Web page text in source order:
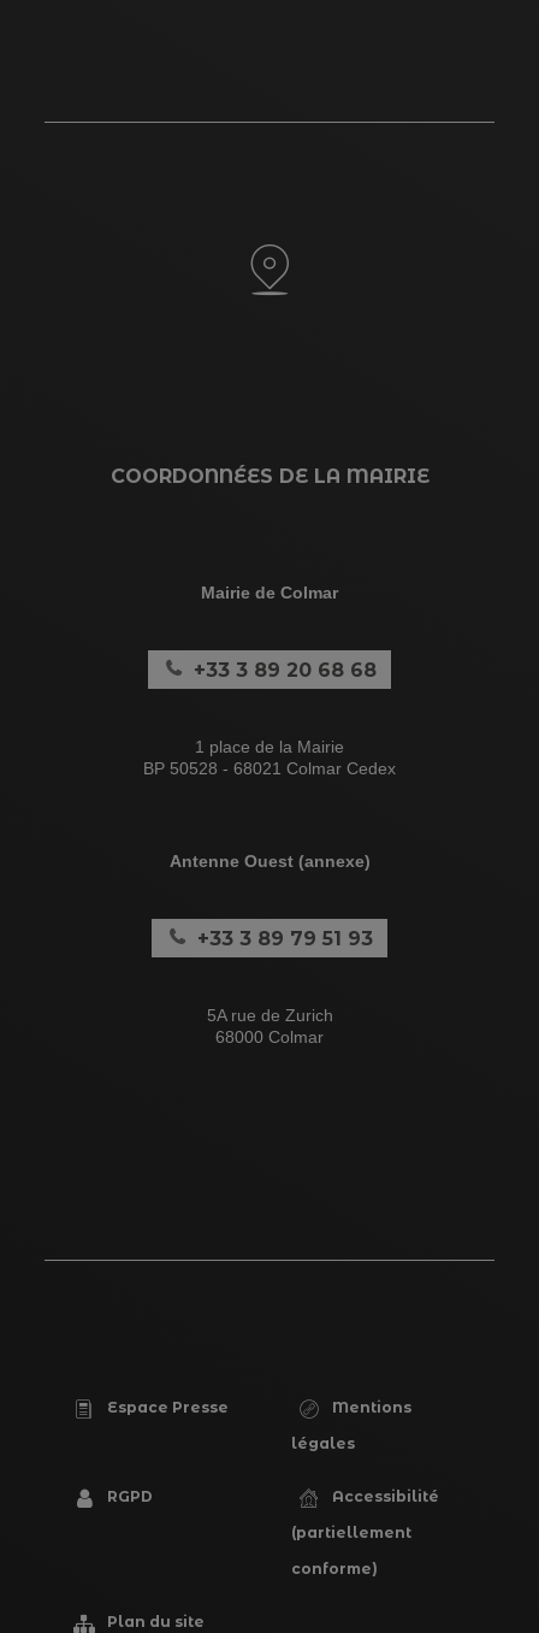
COORDONNÉES DE LA MAIRIE
Mairie de Colmar
+33 3 89 20 68 68
1 place de la Mairie
BP 50528 - 68021 Colmar Cedex
Antenne Ouest (annexe)
+33 3 89 79 51 93
5A rue de Zurich
68000 Colmar
PIED
DE
Espace Presse
Mentions
légales
RGPD
Accessibilité
(partiellement
conforme)
Plan du site